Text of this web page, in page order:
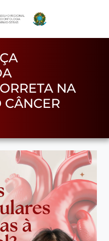
NA
CÂNCER